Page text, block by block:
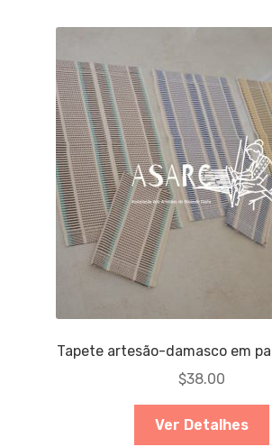
Tapete artesão-damasco em
$38.00
Ver Detalhes